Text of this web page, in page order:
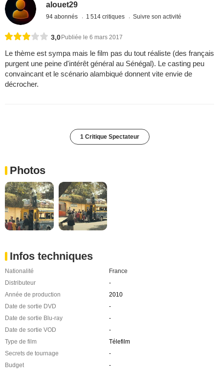
alouet29
94 abonnés 1 514 critiques Suivre son activité
3,0Publiée le 6 mars 2017
Le thème est sympa mais le film pas du tout réaliste (des français
purgent une peine d'intérêt général au Sénégal). Le casting peu
convaincant et le scénario alambiqué donnent vite envie de
décrocher.
1 Critique Spectateur
Photos
Infos techniques
Nationalité
France
Distributeur
-
Année de production
2010
Date de sortie DVD
-
Date de sortie Blu-ray
-
Date de sortie VOD
-
Type de film
Télefilm
Secrets de tournage
-
Budget
-